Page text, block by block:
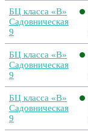
БЦ класса «B»
Садовническая
9
БЦ класса «B»
Садовническая
9
БЦ класса «B»
Садовническая
9